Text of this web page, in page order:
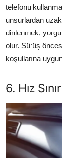
telefonu
unsurlardan
dinlenmek,
olur. Sürüş
koşullarına
6. Hız